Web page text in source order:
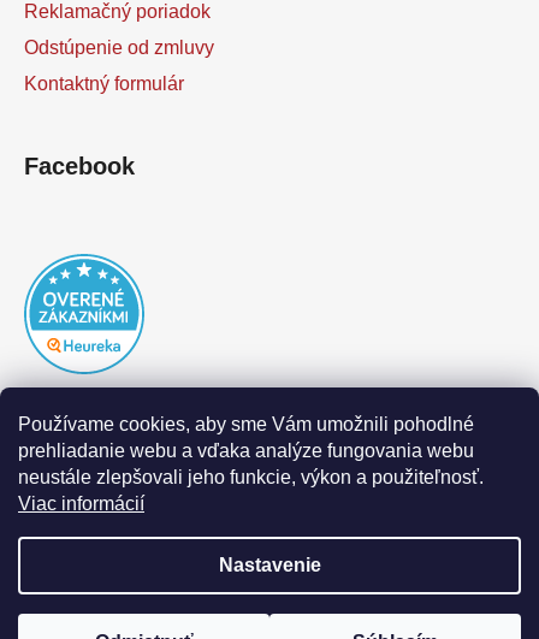
Používame cookies, aby sme Vám umožnili pohodlné
prehliadanie webu a vďaka analýze fungovania webu
neustále zlepšovali jeho funkcie, výkon a použiteľnosť.
Viac informácií
Nastavenie
Reklamačný poriadok
Odstúpenie od zmluvy
Kontaktný formulár
Facebook
|Realizoval Appgrade